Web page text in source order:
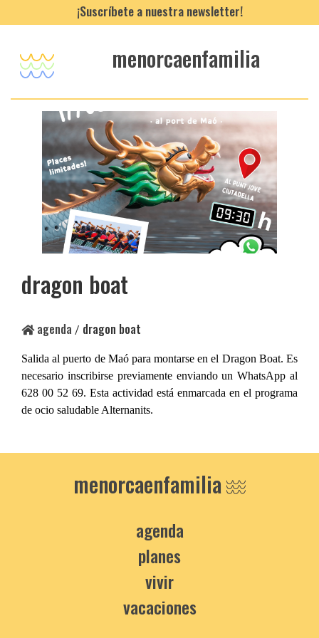
¡Suscríbete a nuestra newsletter!
menorcaenfamilia
dragon boat
agenda / dragon boat
Salida al puerto de Maó para montarse en el Dragon Boat. Es
necesario inscribirse previamente enviando un WhatsApp al
628 00 52 69. Esta actividad está enmarcada en el programa
de ocio saludable Alternanits.
menorcaenfamilia
agenda
planes
vivir
vacaciones